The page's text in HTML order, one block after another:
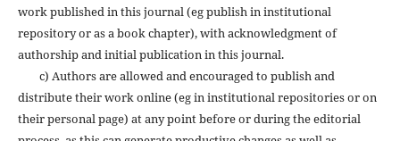
work published in this journal (eg publish in institutional
repository or as a book chapter), with acknowledgment of
authorship and initial publication in this journal.
c) Authors are allowed and encouraged to publish and
distribute their work online (eg in institutional repositories or on
their personal page) at any point before or during the editorial